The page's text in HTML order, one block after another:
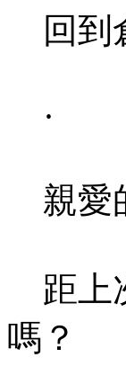
回到
·
親愛
距上
嗎？